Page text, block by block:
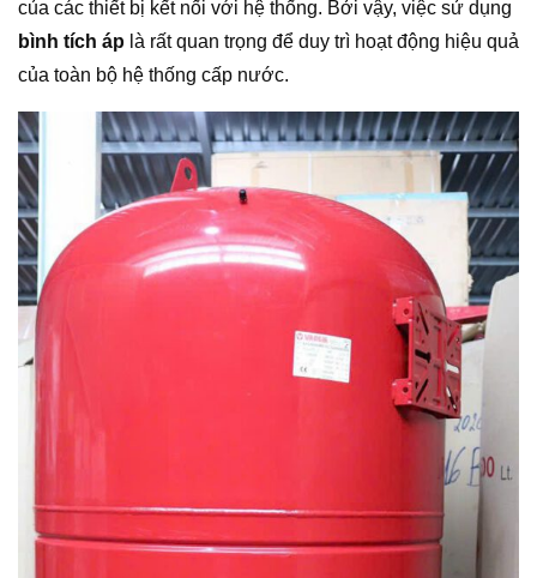
của các thiết bị kết nối với hệ thống. Bởi vậy, việc sử dụng
bình tích áp là rất quan trọng để duy trì hoạt động hiệu quả
của toàn bộ hệ thống cấp nước.